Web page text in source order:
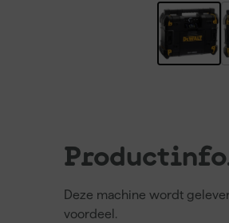
Deze machine wordt
voordeel.